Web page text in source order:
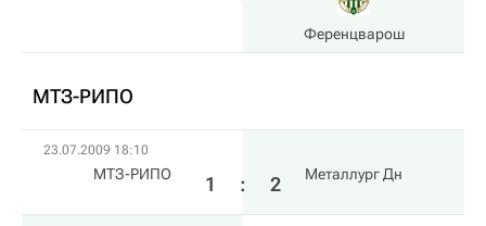
Ференцварош
МТЗ-РИПО
23.07.2009 18:10
МТЗ-РИПО 1 : 2 Металлург Дн